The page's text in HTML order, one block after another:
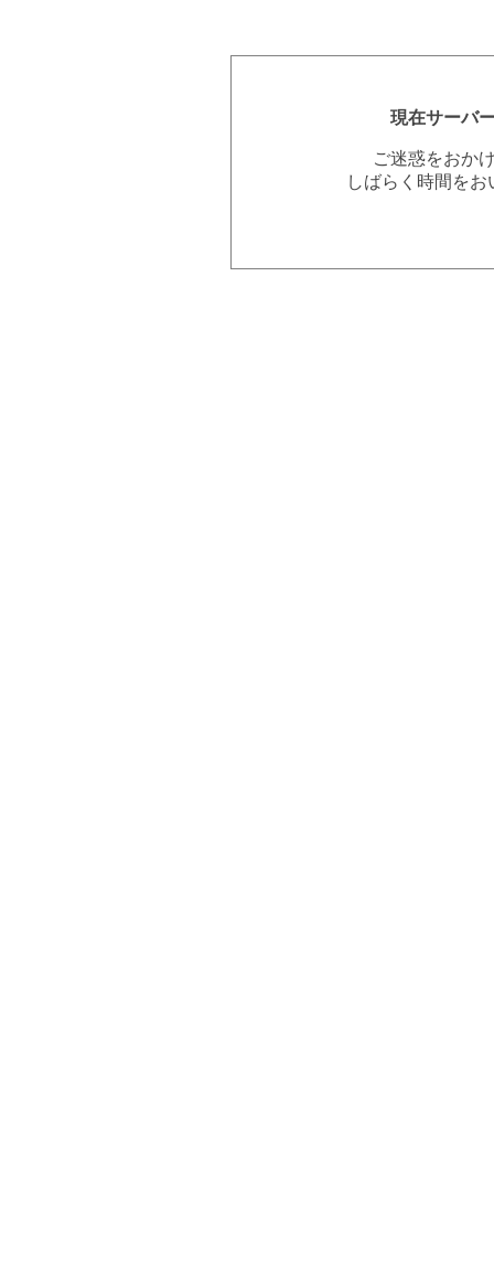
現在サーバ
ご迷惑をおか
しばらく時間を